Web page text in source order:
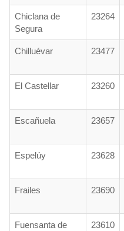
Chiclana de
Segura
23264
Chilluévar 23477
El Castellar 23260
Escañuela 23657
Espelúy 23628
Frailes 23690
Fuensanta de
23610